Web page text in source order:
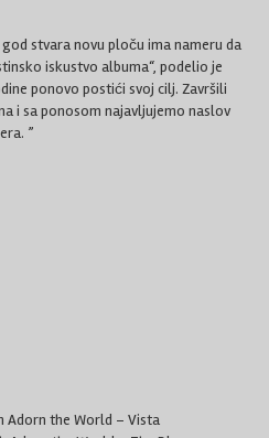
stvara novu ploču ima nameru da
iskustvo albuma“, podelio je
ponovo postići svoj cilj. Završili
i sa ponosom najavljujemo naslov
”
Adorn the World – Vista